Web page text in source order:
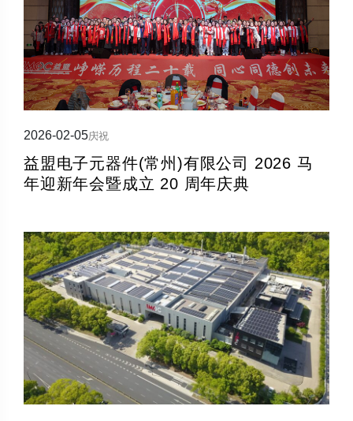
2026-02-05庆祝
益盟电子元器件(常州)有限公司 2026 马
年迎新年会暨成立 20 周年庆典